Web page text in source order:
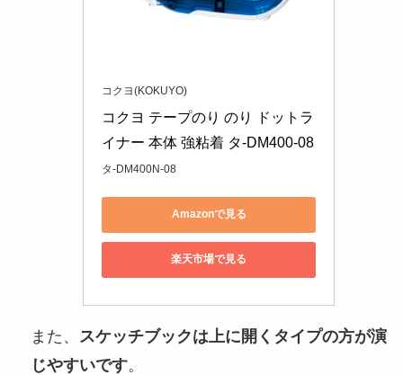
コクヨ(KOKUYO)
コクヨ テープのり のり ドットラ
イナー 本体 強粘着 タ-DM400-08
タ-DM400N-08
Amazonで見る
楽天市場で見る
また、
スケッチブックは上に開くタイプの方が演
じやすいです。